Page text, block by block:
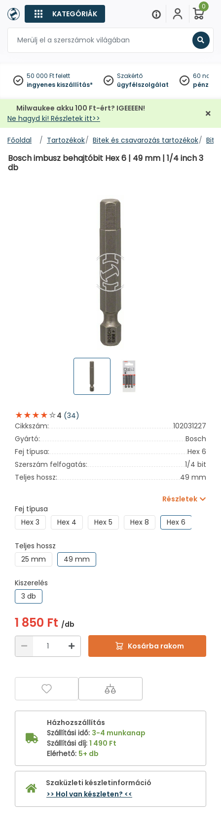
KATEGÓRIÁK
0
50 000 Ft felett
ingyenes kiszállítás*
Szakértő
ügyfélszolgálat
60
Milwaukee akku 100 Ft-ért? IGEEEEN!
Ne hagyd ki! Részletek itt>>
Főoldal Tartozékok Bitek és csavarozás tartozékok
Bosch imbusz behajtóbit Hex 6 | 49 mm | 1/4 inch 3
db
4 (34)
Cikkszám:
102031227
Gyártó:
Bosch
Fej típusa:
Hex 6
Szerszám felfogatás:
1/4 bit
Teljes hossz:
49 mm
Részletek
Fej típusa
Hex 3
Hex 4 Hex 5 Hex 8 Hex 6
Teljes hossz
25 mm
49 mm
Kiszerelés
3 db
1 850 Ft /db
Kosárba rakom
Házhozszállítás
Szállítási idő: 3-4 munkanap
Szállítási díj: 1 490 Ft
Elérhető: 5+ db
Szaküzleti készletinformáció
>> Hol van készleten? <<